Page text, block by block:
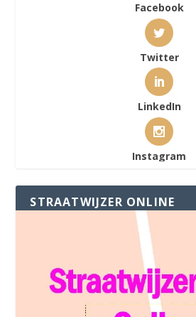
Facebook
Twitter
LinkedIn
Instagram
STRAATWIJZER ONLINE